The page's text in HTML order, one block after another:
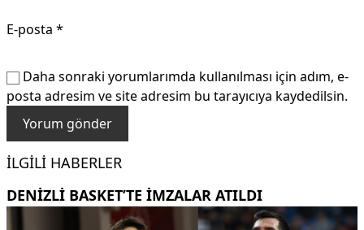
E-posta *
Daha sonraki yorumlarımda kullanılması için adım, e-
posta adresim ve site adresim bu tarayıcıya kaydedilsin.
İLGILI HABERLER
DENİZLİ BASKET’TE İMZALAR ATILDI